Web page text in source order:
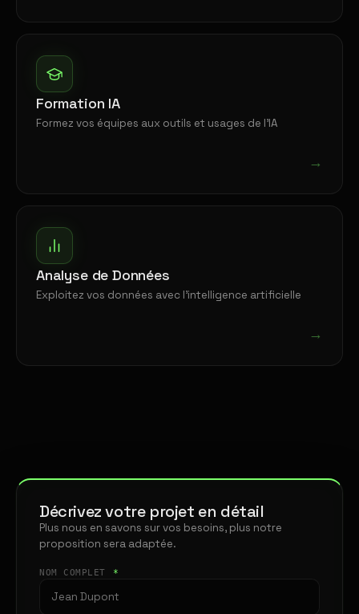
Formation IA
Formez vos équipes aux outils et usages de l'IA
→
Analyse de Données
Exploitez vos données avec l'intelligence artificielle
→
Décrivez votre projet en détail
Plus nous en savons sur vos besoins, plus notre
proposition sera adaptée.
NOM COMPLET *